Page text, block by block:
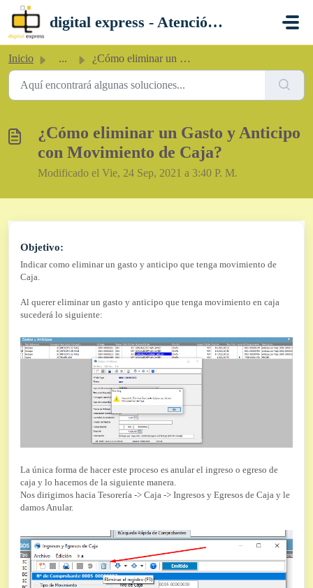
Saltar al contenido principal
digital express - Atención al Cliente
Inicio ... ¿Cómo eliminar un Gasto y Anticipo con Movimiento de Caja?
¿Cómo eliminar un Gasto y Anticipo
con Movimiento de Caja?
Modificado el Vie, 24 Sep, 2021 a 3:40 P. M.
Objetivo:
Indicar como eliminar un gasto y anticipo que tenga movimiento de
Caja.
Al querer eliminar un gasto y anticipo que tenga movimiento en caja
sucederá lo siguiente:
La única forma de hacer este proceso es anular el ingreso o egreso de
caja y lo hacemos de la siguiente manera.
Nos dirigimos hacia Tesorería -> Caja -> Ingresos y Egresos de Caja y le
damos Anular.